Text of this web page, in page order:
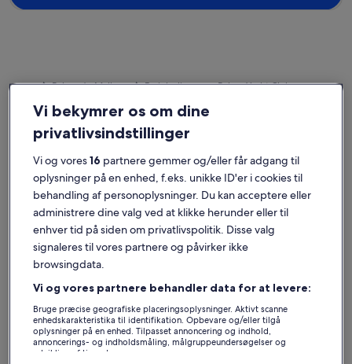
Palma de Mallorca Ferieboliger nær Palma Yacht Club
Udforsk et udvalg af ferieboliger i nærheden af Palma Yacht Club,
der passer til din rejse. Uanset om du rejser med børnene eller
vennerne, har ferieboliger alle de faciliteter, du behøver, som f.eks.
Wi-Fi og vaskemaskine/tørretumbler. Uanset hvad du leder efter,
kan du finde et overnatningssted, der passer til alles behov, og som
både er handicapvenligt og røgfrit.
Ferieboliger med ugentlig rabat i Palma Yacht
Club
Viser tilbud for: 6. nov. - 13. nov.
Billedgalleri
Eksklusiv
10 ud af 10, Enestående, (12 anmeldelser)
Enestående (12 anmeldelser)
Eksklusiv villa med opvarmet. Pool, boblebad på
Eksklusiv villa med opvarmet. Pool, boblebad på en
Vi bekymrer os om dine
privatlivsindstillinger
Vi og vores16 partnere gemmer og/eller får adgang til
oplysninger på en enhed, f.eks. unikke ID'er i cookies til
behandling af personoplysninger. Du kan acceptere eller
administrere dine valg ved at klikke herunder eller til
enhver tid på siden om privatlivspolitik. Disse valg
signaleres til vores partnere og påvirker ikke
browsingdata.
Vi og vores partnere behandler data for at levere:
Bruge præcise geografiske placeringsoplysninger. Aktivt scanne
enhedskarakteristika til identifikation. Opbevare og/eller tilgå
oplysninger på en enhed. Tilpasset annoncering og indhold,
annoncerings- og indholdsmåling, målgruppeundersøgelser og
udvikling af tjenester.